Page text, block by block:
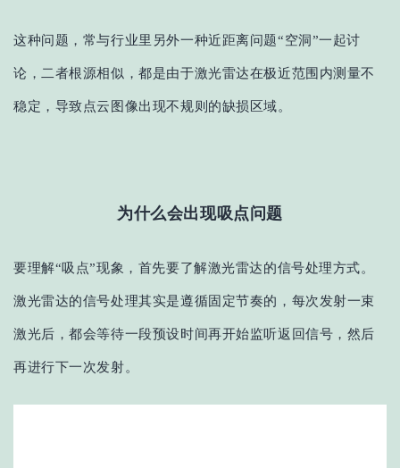
这种问题 ，常与行业里另外一种近距离问题“空洞”一起讨
论，二者根源相似，都是由于激光雷达在极近范围内测量不
稳定，导致点云图像出现不规则的缺损区域。
为什么会出现吸点问题
要理解“吸点”现象，首先要了解激光雷达的信号处理方式。
激光雷达的信号处理其实是遵循固定节奏的 ， 每次发射一束
激光后，都会等待一段预设时间再开始监听返回信号，然后
再进行下一次发射。